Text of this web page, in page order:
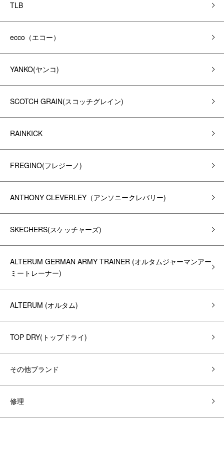
TLB
ecco（エコー）
YANKO(ヤンコ)
SCOTCH GRAIN(スコッチグレイン)
RAINKICK
FREGINO(フレジーノ)
ANTHONY CLEVERLEY（アンソニークレバリー)
SKECHERS(スケッチャーズ)
ALTERUM GERMAN ARMY TRAINER (オルタムジャーマンアー
ミートレーナー)
ALTERUM (オルタム)
TOP DRY(トップドライ)
その他ブランド
修理